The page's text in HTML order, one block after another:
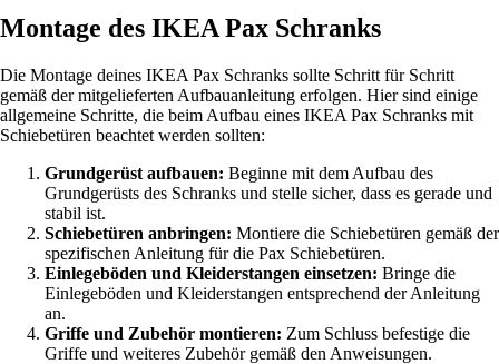
Montage des IKEA Pax Schranks
Die Montage deines IKEA Pax Schranks sollte Schritt für Schritt
gemäß der mitgelieferten Aufbauanleitung erfolgen. Hier sind einige
allgemeine Schritte, die beim Aufbau eines IKEA Pax Schranks mit
Schiebetüren beachtet werden sollten:
Grundgerüst aufbauen: Beginne mit dem Aufbau des
Grundgerüsts des Schranks und stelle sicher, dass es gerade und
stabil ist.
Schiebetüren anbringen: Montiere die Schiebetüren gemäß der
spezifischen Anleitung für die Pax Schiebetüren.
Einlegeböden und Kleiderstangen einsetzen: Bringe die
Einlegeböden und Kleiderstangen entsprechend der Anleitung
an.
Griffe und Zubehör montieren: Zum Schluss befestige die
Griffe und weiteres Zubehör gemäß den Anweisungen.